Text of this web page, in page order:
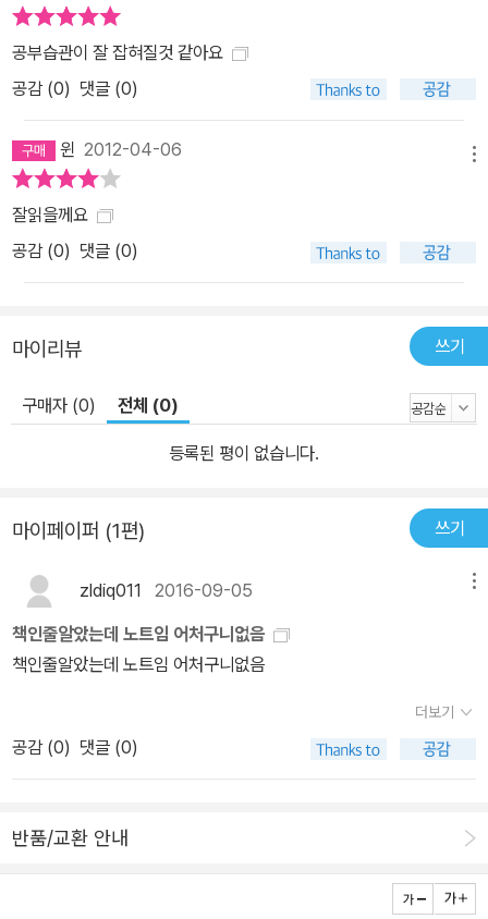
공부습관이 잘 잡혀질것 같아요
공감 (0) 댓글 (0)
윈 2012-04-06
잘읽을께요
공감 (0) 댓글 (0)
마이리뷰 쓰기
구매자 (0) 전체 (0)
등록된 평이 없습니다.
마이페이퍼 (1편) 쓰기
zldiq011 2016-09-05
책인줄알았는데 노트임 어처구니없음
책인줄알았는데 노트임 어처구니없음
더보기
공감 (0) 댓글 (0)
반품/교환 안내